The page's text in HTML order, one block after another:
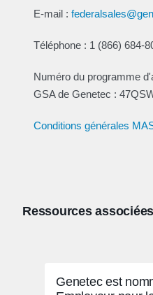
E-mail :
Téléphone : 1 (866) 684-
Numéro du programme
GSA de Genetec :
Conditions générales
Ressources associées
Genetec est